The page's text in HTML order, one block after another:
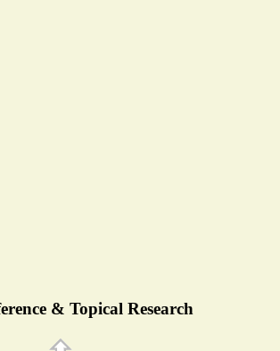
& Topical Research